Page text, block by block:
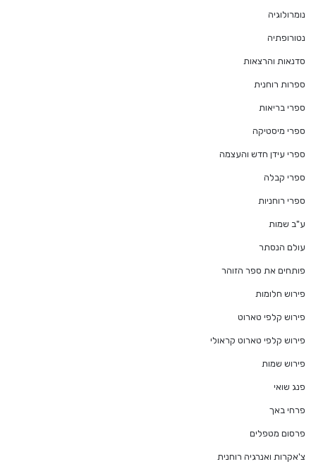
נומרולוגיה
נטורופתיה
סדנאות והרצאות
ספרות רוחנית
ספרי בריאות
ספרי מיסטיקה
ספרי עידן חדש והעצמה
ספרי קבלה
ספרי רוחניות
ע"ב שמות
עולם הנסתר
פותחים את ספר הזוהר
פירוש חלומות
פירוש קלפי טארוט
פירוש קלפי טארוט קראולי
פירוש שמות
פנג שואי
פרחי באך
פרסום מטפלים
צ'אקרות ואנרגיה רוחנית